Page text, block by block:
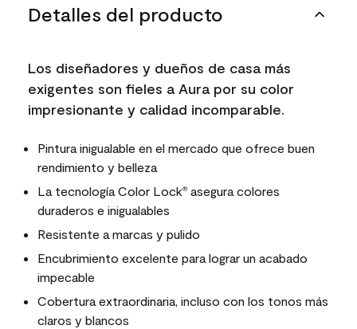
Detalles del producto
Los diseñadores y dueños de casa más
exigentes son fieles a Aura por su color
impresionante y calidad incomparable.
Pintura inigualable en el mercado que ofrece buen
rendimiento y belleza
La tecnología Color Lock® asegura colores
duraderos e inigualables
Resistente a marcas y pulido
Encubrimiento excelente para lograr un acabado
impecable
Cobertura extraordinaria, incluso con los tonos más
claros y blancos